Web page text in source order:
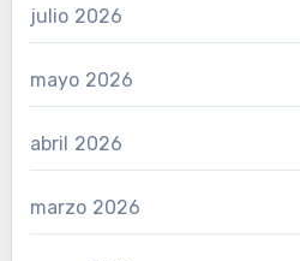
julio 2026
mayo 2026
abril 2026
marzo 2026